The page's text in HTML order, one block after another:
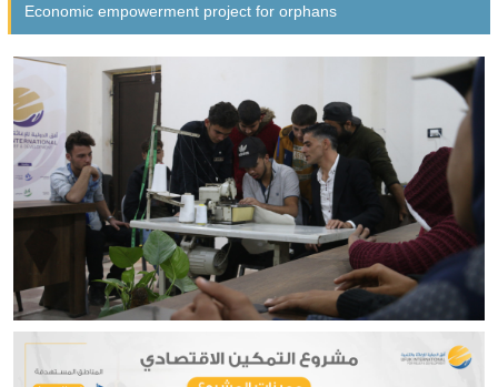
Economic empowerment project for orphans